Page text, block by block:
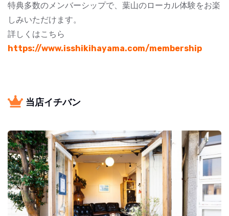
特典多数のメンバーシップで、葉山のローカル体験をお楽
しみいただけます。
詳しくはこちら
https://www.isshikihayama.com/membership
当店イチバン